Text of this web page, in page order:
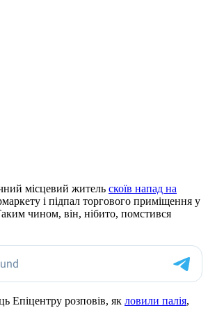
місцевий житель скоїв напад на
і підпал торгового приміщення у
чином, він, нібито, помстився
Епіцентру розповів, як ловили палія,